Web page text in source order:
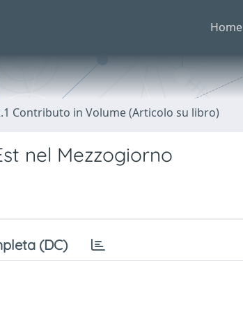
Home
Contributo in Volume (Articolo su libro)
nel Mezzogiorno
(DC)